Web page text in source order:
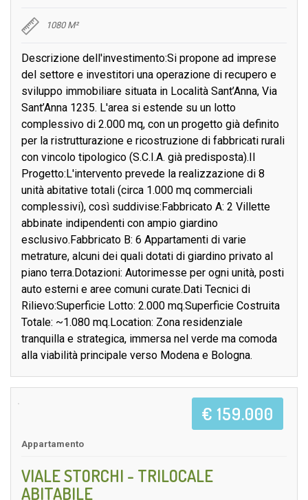
1080 M²
Descrizione dell'investimento:Si propone ad imprese
del settore e investitori una operazione di recupero e
sviluppo immobiliare situata in Località Sant’Anna, Via
Sant’Anna 1235. L'area si estende su un lotto
complessivo di 2.000 mq, con un progetto già definito
per la ristrutturazione e ricostruzione di fabbricati rurali
con vincolo tipologico (S.C.I.A. già predisposta).Il
Progetto:L'intervento prevede la realizzazione di 8
unità abitative totali (circa 1.000 mq commerciali
complessivi), così suddivise:Fabbricato A: 2 Villette
abbinate indipendenti con ampio giardino
esclusivo.Fabbricato B: 6 Appartamenti di varie
metrature, alcuni dei quali dotati di giardino privato al
piano terra.Dotazioni: Autorimesse per ogni unità, posti
auto esterni e aree comuni curate.Dati Tecnici di
Rilievo:Superficie Lotto: 2.000 mq.Superficie Costruita
Totale: ~1.080 mq.Location: Zona residenziale
tranquilla e strategica, immersa nel verde ma comoda
alla viabilità principale verso Modena e Bologna.
Appartamento
VIALE STORCHI - TRILOCALE
ABITABILE
€ 159.000